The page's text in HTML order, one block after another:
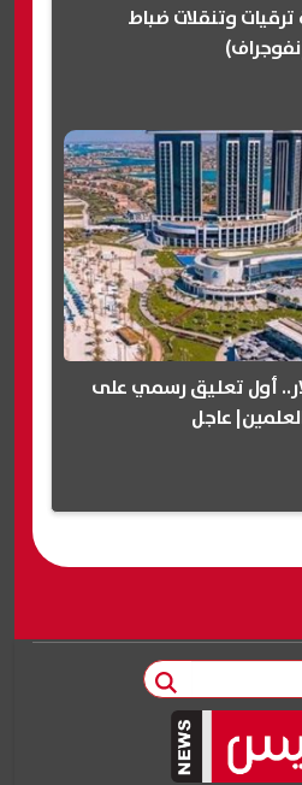
ترقيات وتنقلات ضباط
الـ 1000 دولار.. أول تعليق رسمي على
عاجل